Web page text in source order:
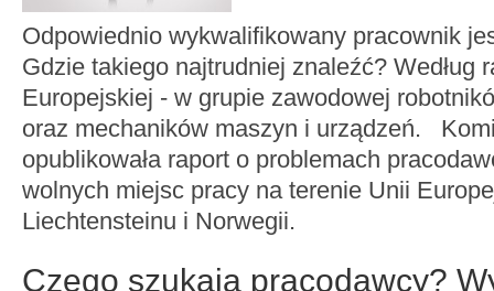
Odpowiednio wykwalifikowany pracownik
Gdzie takiego najtrudniej znaleźć? Według
Europejskiej - w grupie zawodowej
oraz mechaników maszyn i urządzeń.
opublikowała raport o problemach
wolnych miejsc pracy na terenie Unii
Liechtensteinu i Norwegii.
Czego szukają pracodawcy?